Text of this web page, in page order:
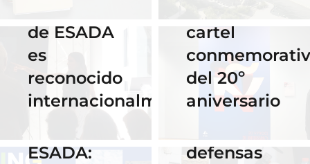
de ESADA
es
reconocido
internacionalmente
cartel
del 20º
aniversario
02 Octubre 2025
Celebra los
#ErasmusDays
ESADA:
16 Septiembre
2025
Horario y
acceso al
streaming
de las
defensas